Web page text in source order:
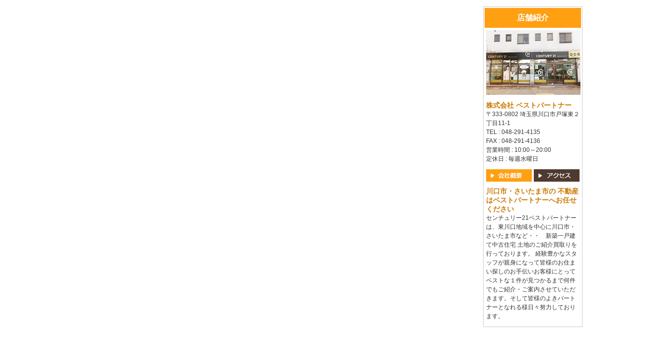
店舗紹介
株式会社 ベストパートナー
〒333-0802 埼玉県川口市戸塚東２
丁目11-1
TEL : 048-291-4135
FAX : 048-291-4136
営業時間 : 10:00～20:00
定休日 : 毎週水曜日
川口市・さいたま市の 不動産
はベストパートナーへお任せ
ください
センチュリー21ベストパートナー
は、東川口地域を中心に川口市・
さいたま市など・・ 新築一戸建
て中古住宅 土地のご紹介買取りを
行っております。 経験豊かなスタ
ッフが親身になって皆様のお住ま
い探しのお手伝いお客様にとって
ベストな１件が見つかるまで何件
でもご紹介・ご案内させていただ
きます。そして皆様のよきパート
ナーとなれる様日々努力しており
ます。